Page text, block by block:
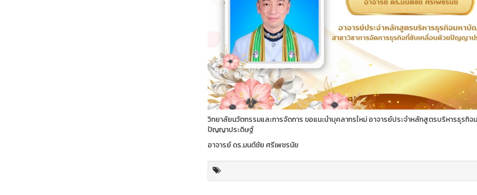
วิทยาลัยนวัตกรรมและการจัดการ ขอแนะนำบุคลากรใหม่ อาจารย์ประจำหลักสูตรบริหารธุรกิ
ปัญญาประดิษฐ์
อาจารย์ ดร.มนต์ชัย ศรีเพชรนัย